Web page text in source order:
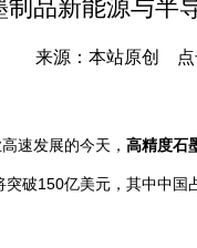
制品新能源与半
来源：本站原创 点
速发展的今天， 高精度石
破150亿美元，其中中国